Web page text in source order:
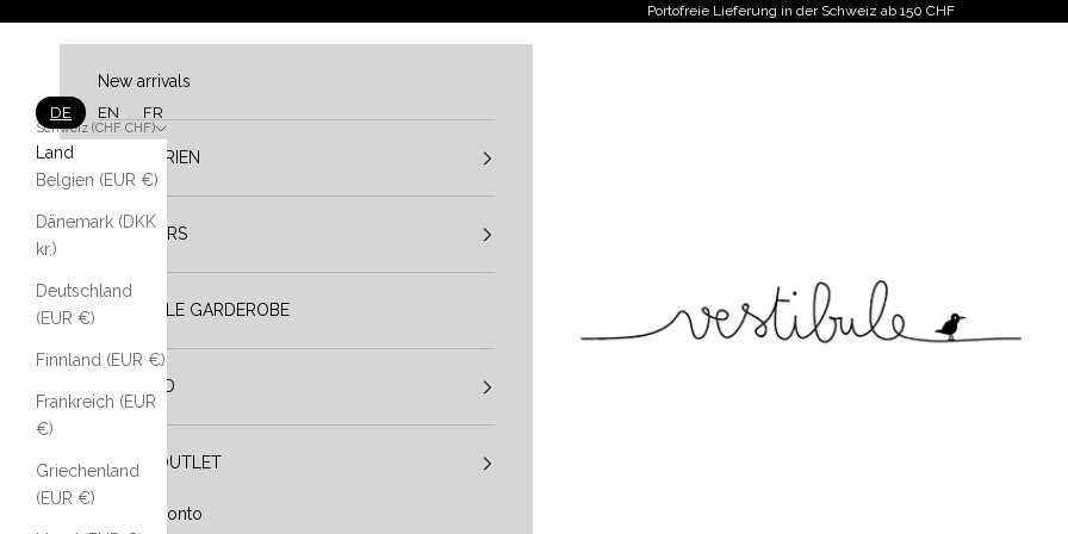
Portofreie Lieferung in der Schweiz ab 150 CHF
Schweiz (CHF CHF)
Land
Belgien (EUR €)
Dänemark (DKK
kr.)
Deutschland
(EUR €)
Finnland (EUR €)
Frankreich (EUR
€)
Griechenland
(EUR €)
New arrivals
KATEGORIEN
DESIGNERS
VESTIBULE GARDEROBE
IM TREND
SALE / OUTLET
Mein Konto
DE EN FR